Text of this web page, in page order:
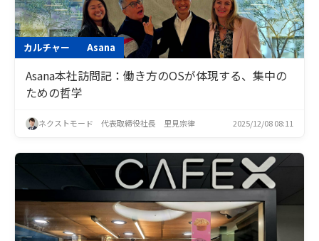
カルチャー Asana
Asana本社訪問記：働き方のOSが体現する、集中の
ための哲学
ネクストモード 代表取締役社長 里見宗律 2025/12/08 08:11